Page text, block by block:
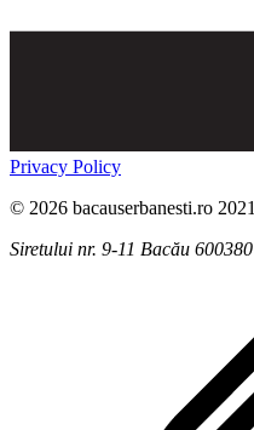
Privacy Policy
© 2026 bacauserbanesti.ro 2021
Siretului nr. 9-11 Bacău 600380